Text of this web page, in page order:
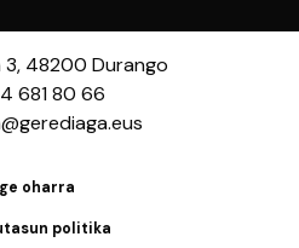
48200 Durango
681 80 66
oharra
politika